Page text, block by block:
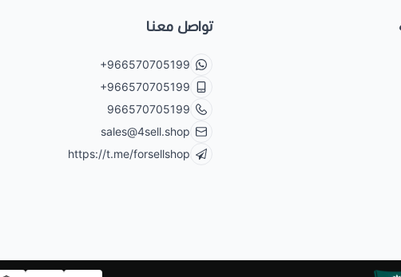
تواصل معنا
+966570705199
+966570705199
966570705199
sales@4sell.shop
https://t.me/forsellshop